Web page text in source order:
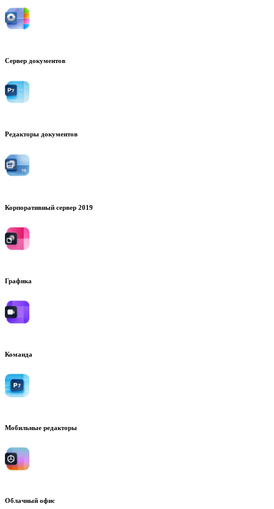
Сервер документов
Редакторы документов
Корпоративный сервер 2019
Графика
Команда
Мобильные редакторы
Облачный офис